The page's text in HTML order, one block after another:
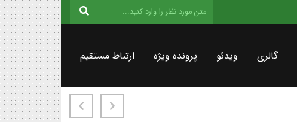
گالری ویدئو پرونده ویژه ارتباط مستقیم